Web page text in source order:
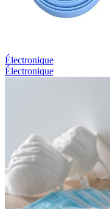
Électronique
Électronique